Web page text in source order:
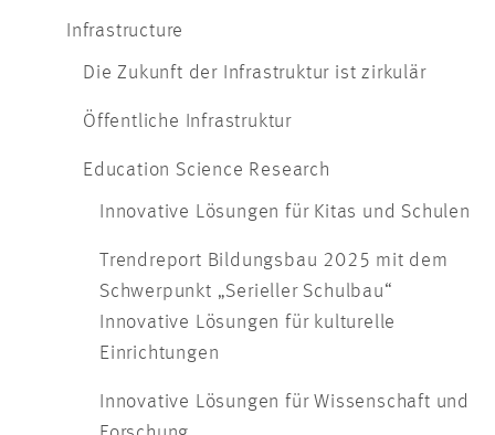
Infrastructure
Die Zukunft der Infrastruktur ist zirkulär
Öffentliche Infrastruktur
Education Science Research
Innovative Lösungen für Kitas und Schulen
Trendreport Bildungsbau 2025 mit dem
Schwerpunkt „Serieller Schulbau“
Innovative Lösungen für kulturelle
Einrichtungen
Innovative Lösungen für Wissenschaft und